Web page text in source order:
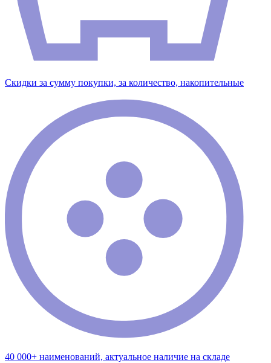
Скидки за сумму покупки, за количество, накопительные
40 000+ наименований, актуальное наличие на складе